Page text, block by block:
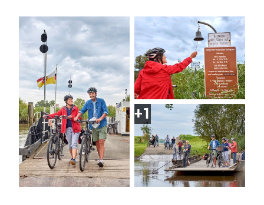
CC0| Tourismusverband Landkreis Stade e.V.